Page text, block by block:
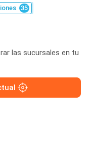
35
las sucursales en tu